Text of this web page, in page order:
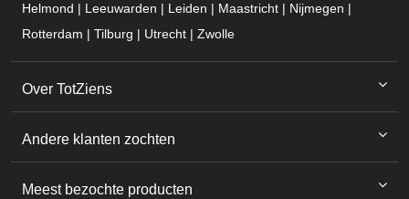
Helmond | Leeuwarden | Leiden | Maastricht | Nijmegen |
Rotterdam | Tilburg | Utrecht | Zwolle
Over TotZiens
Andere klanten zochten
Meest bezochte producten